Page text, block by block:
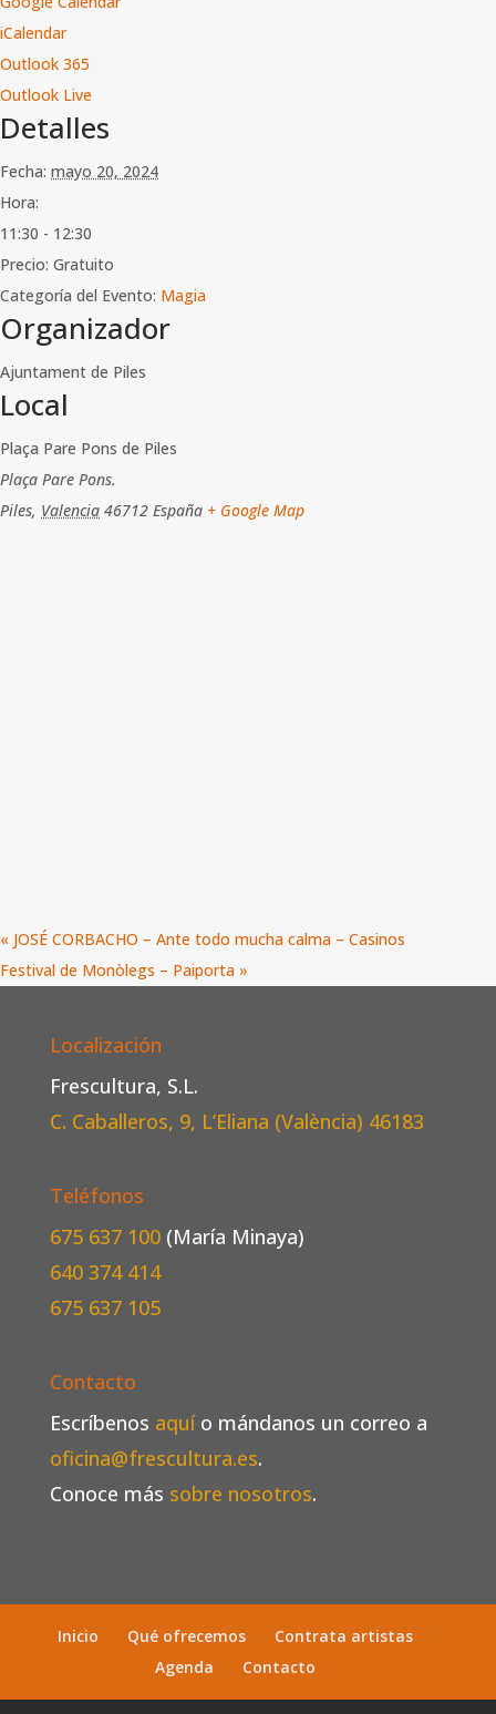
iCalendar
Outlook 365
Outlook Live
Detalles
Fecha: mayo 20, 2024
Hora:
11:30 - 12:30
Precio: Gratuito
Categoría del Evento: Magia
Organizador
Ajuntament de Piles
Local
Plaça Pare Pons de Piles
Plaça Pare Pons.
Piles, Valencia 46712 España + Google Map
« JOSÉ CORBACHO – Ante todo mucha calma – Casinos
Festival de Monòlegs – Paiporta »
Localización
Frescultura, S.L.
C. Caballeros, 9, L’Eliana (València) 46183
Teléfonos
675 637 100 (María Minaya)
640 374 414
675 637 105
Contacto
Escríbenos aquío mándanos un correo a
oficina@frescultura.es.
Conoce más sobre nosotros.
Inicio Qué ofrecemos
Contrata artistas
Agenda
Contacto